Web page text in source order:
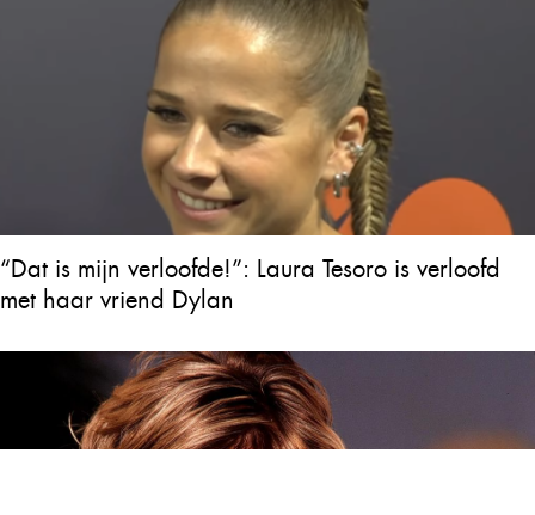
“Dat is mijn verloofde!”: Laura Tesoro is verloofd
met haar vriend Dylan